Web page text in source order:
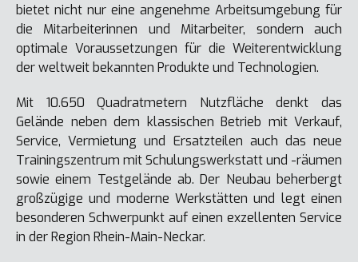
bietet nicht nur eine angenehme Arbeitsumgebung für
die Mitarbeiterinnen und Mitarbeiter, sondern auch
optimale Voraussetzungen für die Weiterentwicklung
der weltweit bekannten Produkte und Technologien.
Mit 10.650 Quadratmetern Nutzfläche denkt das
Gelände neben dem klassischen Betrieb mit Verkauf,
Service, Vermietung und Ersatzteilen auch das neue
Trainingszentrum mit Schulungswerkstatt und -räumen
sowie einem Testgelände ab. Der Neubau beherbergt
großzügige und moderne Werkstätten und legt einen
besonderen Schwerpunkt auf einen exzellenten Service
in der Region Rhein-Main-Neckar.